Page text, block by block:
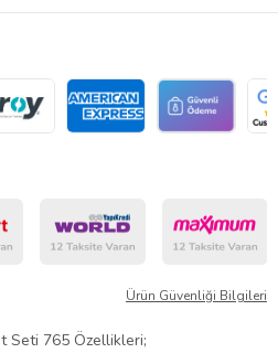
Ürün Güvenliği Bilgileri
Seti 765 Özellikleri;